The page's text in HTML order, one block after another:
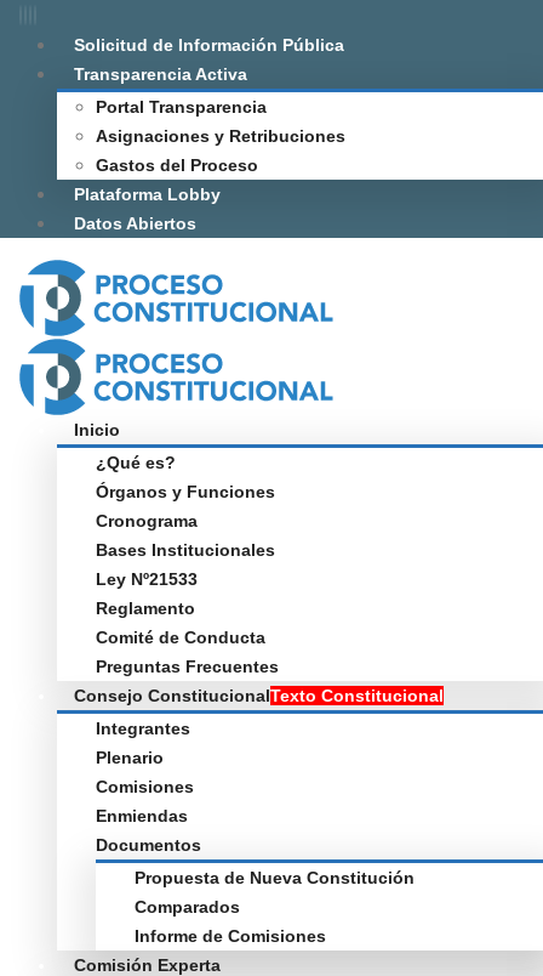
Solicitud de Información Pública
Transparencia Activa
Portal Transparencia
Asignaciones y Retribuciones
Gastos del Proceso
Plataforma Lobby
Datos Abiertos
Inicio
¿Qué es?
Órganos y Funciones
Cronograma
Bases Institucionales
Ley Nº21533
Reglamento
Comité de Conducta
Preguntas Frecuentes
Consejo ConstitucionalTexto Constitucional
Integrantes
Plenario
Comisiones
Enmiendas
Documentos
Propuesta de Nueva Constitución
Comparados
Informe de Comisiones
Comisión Experta